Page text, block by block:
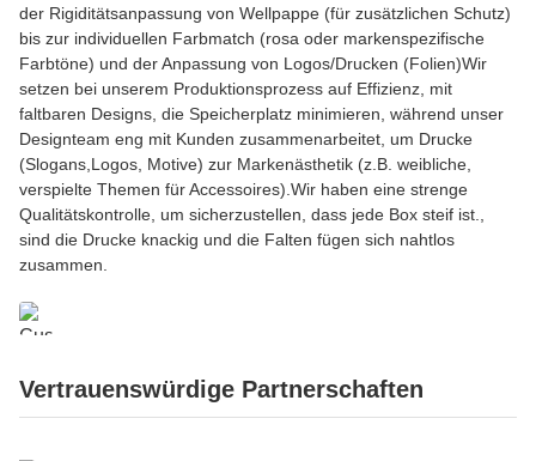
der Rigiditätsanpassung von Wellpappe (für zusätzlichen Schutz)
bis zur individuellen Farbmatch (rosa oder markenspezifische
Farbtöne) und der Anpassung von Logos/Drucken (Folien)Wir
setzen bei unserem Produktionsprozess auf Effizienz, mit
faltbaren Designs, die Speicherplatz minimieren, während unser
Designteam eng mit Kunden zusammenarbeitet, um Drucke
(Slogans,Logos, Motive) zur Markenästhetik (z.B. weibliche,
verspielte Themen für Accessoires).Wir haben eine strenge
Qualitätskontrolle, um sicherzustellen, dass jede Box steif ist.,
sind die Drucke knackig und die Falten fügen sich nahtlos
zusammen.
Vertrauenswürdige Partnerschaften